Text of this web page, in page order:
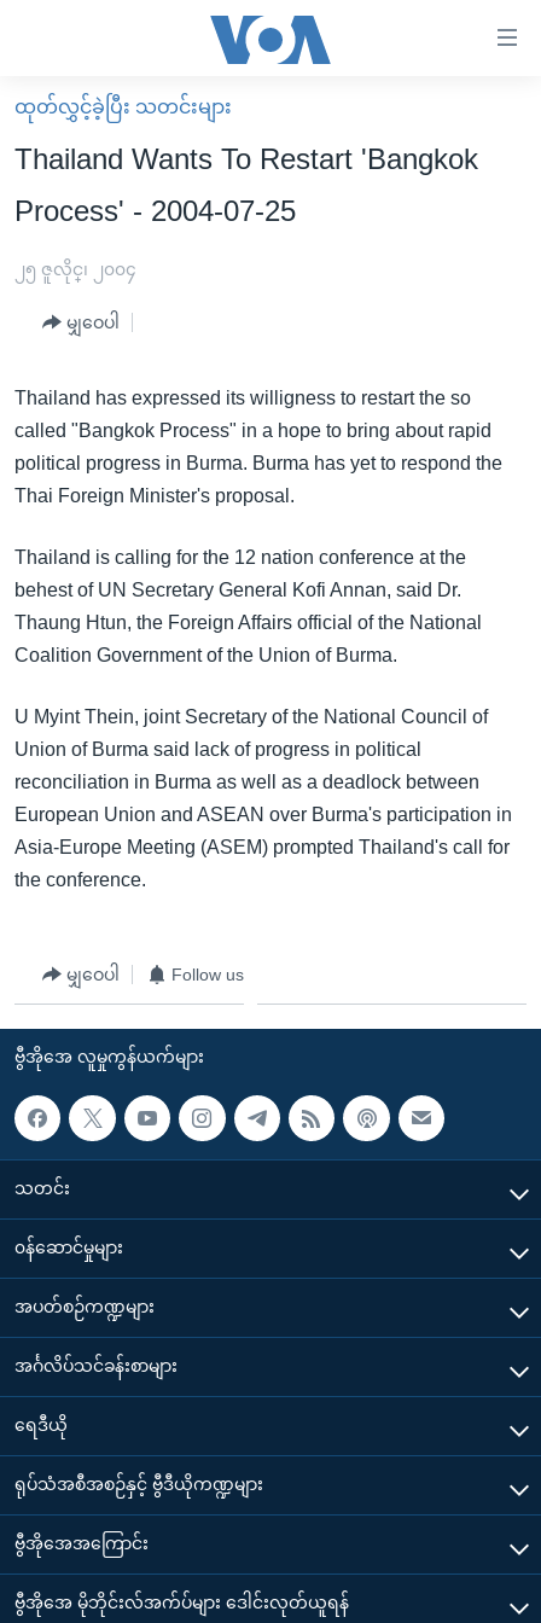
လွယ်ကူ
စေ
သည့်
များ
အ
ညွန်း
စာမျက်နှာ
သို့
ကြည့်
ရန်
ရှာဖွေ
ရန်
နေရာ
သို့
မူလစာမျက်နှာ
မြန်မာ
ကမ္ဘာ့သတင်းများ
နိုင်ငံတကာ
အစ္စရေး-ပါလက်စတိုင်း
ဗွီဒီယို
ရပ်ဝန်းတခု လမ်းတခု အလွန်
အင်္ဂလိပ်စာလေ့လာမယ်
အမေရိကန်သုံးအီဒီယံ
မကြေးမုံရဲ့ အင်္ဂလိပ်စာ
သုတပဒေသာ အင်္ဂလိပ်စာ
အပတ်စဉ်ကဏ္ဍများ
ရေဒီယို
ရေဒီယိုနှင့်ရုပ်သံ အချက်အလက်များ
Learning English
ဗွီအိုအေ လူမှုကွန်ယက်များ
ဘာသာစကားများ
ထုတ်လွှင့်ခဲ့ပြီး သတင်းများ
Thailand Wants To Restart 'Bangkok
Process' - 2004-07-25
၂၅ ဇူလိုင္၊ ၂၀၀၄
မျှဝေပါ
Thailand has expressed its willigness to restart the so
called "Bangkok Process" in a hope to bring about rapid
political progress in Burma. Burma has yet to respond the
Thai Foreign Minister's proposal.
Thailand is calling for the 12 nation conference at the
behest of UN Secretary General Kofi Annan, said Dr.
Thaung Htun, the Foreign Affairs official of the National
Coalition Government of the Union of Burma.
U Myint Thein, joint Secretary of the National Council of
Union of Burma said lack of progress in political
reconciliation in Burma as well as a deadlock between
European Union and ASEAN over Burma's participation in
Asia-Europe Meeting (ASEM) prompted Thailand's call for
the conference.
မျှဝေပါ Follow us
ဗွီအိုအေ လူမှုကွန်ယက်များ
သတင်း
၀န်ဆောင်မှုများ
အပတ်စဉ်ကဏ္ဍများ
အင်္ဂလိပ်သင်ခန်းစာများ
ရေဒီယို
ရုပ်သံအစီအစဉ်နှင့် ဗွီဒီယိုကဏ္ဍများ
ဗွီအိုအေအကြောင်း
ဗွီအိုအေ မိုဘိုင်းလ်အက်ပ်များ ဒေါင်းလုတ်ယူရန်